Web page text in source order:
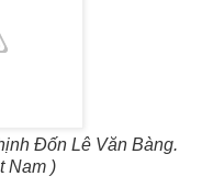
Ðốn Lê Văn Bàng.
Nam )